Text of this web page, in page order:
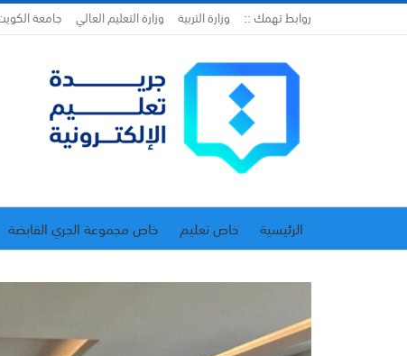
روابط تهمك :: وزارة التربية وزارة التعليم العالي جامعة
الرئيسية خاص تعليم خاص مجموعة الجري القابضة